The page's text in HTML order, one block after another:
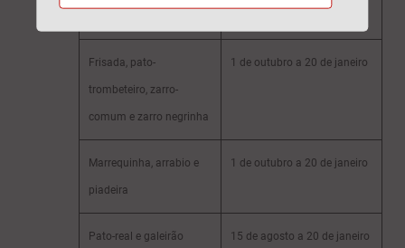
Frisada, pato-
trombeteiro, zarro-
comum e zarro negrinha
1 de outubro a 20 de janeiro
Marrequinha, arrabio e
piadeira
1 de outubro a 20 de janeiro
Pato-real e galeirão 15 de agosto a 20 de janeiro